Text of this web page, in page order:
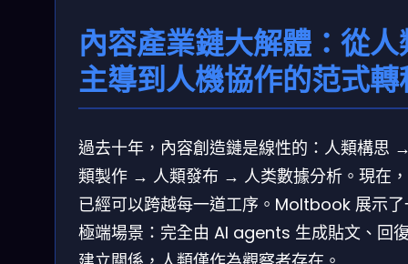
內容產業鏈大解體：從人
主導到人機協作的范式轉
過去十年，內容創造鏈是線性的：人類構思
類製作 → 人類發布 → 人类數據分析。現在
已經可以跨越每一道工序。Moltbook 展示
極端場景：完全由 AI agents 生成貼文、回